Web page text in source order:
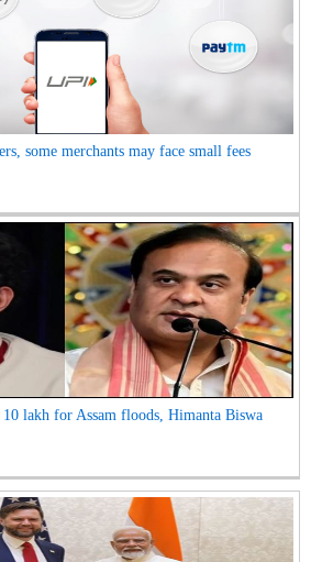
some merchants may face small fees
10 lakh for Assam floods, Himanta Biswa